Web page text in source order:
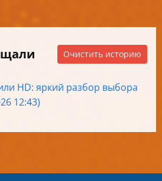
Очистить историю
HD: яркий разбор выбора
12:43)